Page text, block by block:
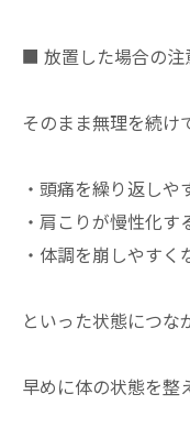
■ 放置した場合の注
そのまま無理を続け
・頭痛を繰り返しや
・肩こりが慢性化す
・体調を崩しやすく
といった状態につな
早めに体の状態を整